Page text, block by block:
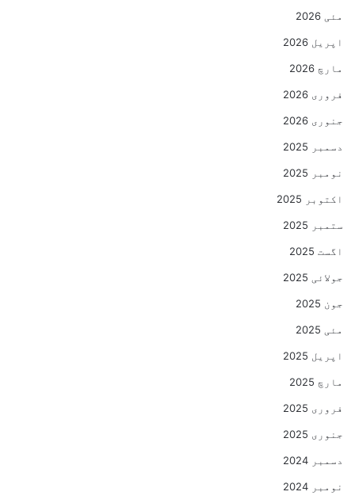
مئی 2026
اپریل 2026
مارچ 2026
فروری 2026
جنوری 2026
دسمبر 2025
نومبر 2025
اکتوبر 2025
ستمبر 2025
اگست 2025
جولائی 2025
جون 2025
مئی 2025
اپریل 2025
مارچ 2025
فروری 2025
جنوری 2025
دسمبر 2024
نومبر 2024